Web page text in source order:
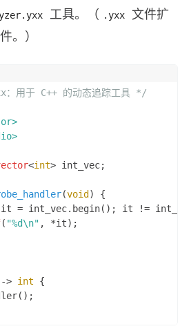
工具。（ .yxx
文件扩
。）
用于 C++ 的动态追踪工具 */
<int> int_vec;
(void )
{
it = int_vec.begin(); it !=
( "%d\n" , *it);
-> int {